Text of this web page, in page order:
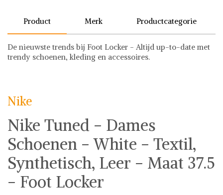
Product Merk Productcategorie
De nieuwste trends bij Foot Locker - Altijd up-to-date met
trendy schoenen, kleding en accessoires.
fashion wish-list samen. Veilig online shoppen.
Nike
Nike Tuned - Dames
Schoenen - White - Textil,
Synthetisch, Leer - Maat 37.5
- Foot Locker